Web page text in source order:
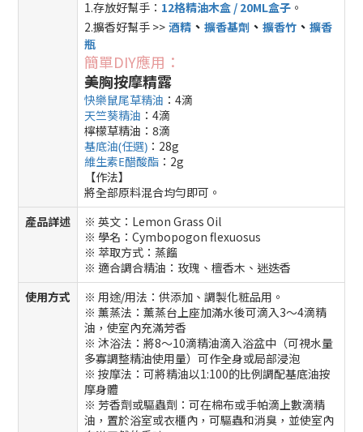
1.存放好幫手： 12格精油木盒 / 20ML盒子 。
2.擴香好幫手 >> 酒精 、 擴香基劑 、 擴香竹 、 擴香
瓶
簡單DIY應用：
美胸按摩精露
快樂鼠尾草精油 ：4滴
天竺葵精油 ：4滴
檸檬草精油：8滴
基底油(任選) ：28g
維生素E醋酸酯 ：2g
【作法】
將全部原料混合均勻即可。
產品詳述
※ 英文：Lemon Grass Oil
※ 學名：Cymbopogon flexuosus
※ 萃取方式：蒸餾
※ 適合調合精油：玫瑰、檀香木、迷迭香
使用方式
※ 用途/用法：供添加、調製化粧品用。
※ 薰蒸法：薰蒸台上座加滿水後可滴入3～4滴精
油，使室內充滿芳香
※ 沐浴法：將8～10滴精油滴入浴盆中（可視水量
多寡調整精油使用量）可作全身或局部浸泡
※ 按摩法：可將精油以1:100的比例調配基底油按
摩身體
※ 芳香劑或驅蟲劑：可在棉布或手帕滴上數滴精
油，置於浴室或衣櫃內，可驅蟲和消臭，並使室內